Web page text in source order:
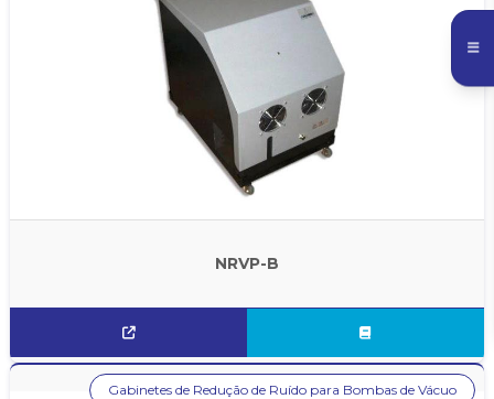
NRVP-B
Gabinetes de Redução de Ruído para Bombas de Vácuo